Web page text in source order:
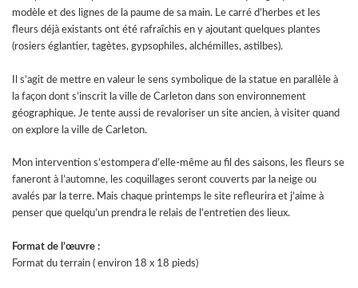
modèle et des lignes de la paume de sa main. Le carré d’herbes et les
fleurs déjà existants ont été rafraîchis en y ajoutant quelques plantes
(rosiers églantier, tagètes, gypsophiles, alchémilles, astilbes).
Il s’agit de mettre en valeur le sens symbolique de la statue en parallèle à
la façon dont s’inscrit la ville de Carleton dans son environnement
géographique. Je tente aussi de revaloriser un site ancien, à visiter quand
on explore la ville de Carleton.
Mon intervention s’estompera d’elle-même au fil des saisons, les fleurs se
faneront à l’automne, les coquillages seront couverts par la neige ou
avalés par la terre. Mais chaque printemps le site refleurira et j’aime à
penser que quelqu’un prendra le relais de l’entretien des lieux.
Format de l’œuvre :
Format du terrain ( environ 18 x 18 pieds)